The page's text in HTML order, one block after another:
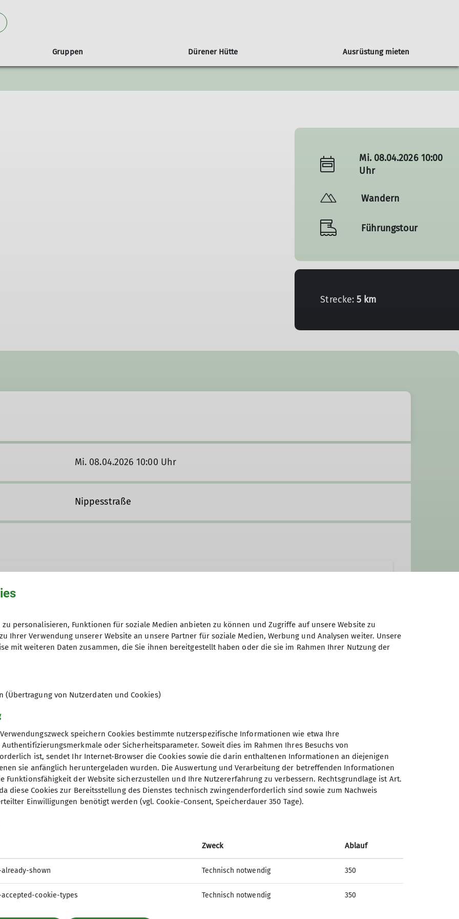
Satzung Partnerschaft Mitglied werden Sektionstermine Mehrtagestouren
Gruppen
Wandergruppen Radgruppen Super-Seniorengruppe
Dürener Hütte Ausrüstung mieten
Mi. 08.04.2026 10:00
Uhr
Wandern
Führungstour
Strecke:5 km
Mi. 08.04.2026 10:00 Uhr
Nippesstraße
Regel alle 3 Wochen und trifft sich alle sechs Wochen zum gemütlichen
im Sektionshaus in der Kolpingstraße 24 in Düren.
herzlich willkommen.
Alpenvereins e.V.
Kolpingstr. 24
personalisieren, Funktionen für soziale Medien anbieten zu können und Zugriffe auf unsere Website zu
Ihrer Verwendung unserer Website an unsere Partner für soziale Medien, Werbung und Analysen weiter. Unsere
mit weiteren Daten zusammen, die Sie ihnen bereitgestellt haben oder die sie im Rahmen Ihrer Nutzung der
(Übertragung von Nutzerdaten und Cookies)
speichern Cookies bestimmte nutzerspezifische Informationen wie etwa Ihre
oder Sicherheitsparameter. Soweit dies im Rahmen Ihres Besuchs von
ist, sendet Ihr Internet-Browser die Cookies sowie die darin enthaltenen Informationen an diejenigen
sie anfänglich heruntergeladen wurden. Die Auswertung und Verarbeitung der betreffenden Informationen
Funktionsfähigkeit der Website sicherzustellen und Ihre Nutzererfahrung zu verbessern. Rechtsgrundlage ist Art.
da diese Cookies zur Bereitsstellung des Dienstes technisch zwingenderforderlich sind sowie zum Nachweis
Einwilligungen benötigt werden (vgl. Cookie-Consent, Speicherdauer 350 Tage).
Zweck Ablauf
shown Technisch notwendig 350
cookie-types Technisch notwendig 350